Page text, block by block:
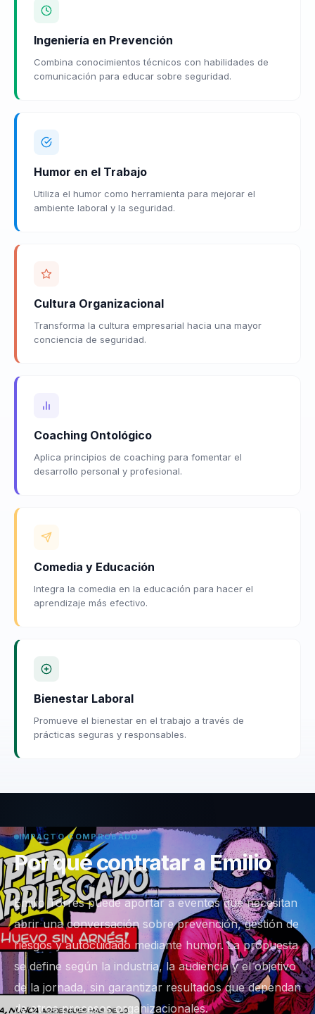
Ingeniería en Prevención
Combina conocimientos técnicos con habilidades de
comunicación para educar sobre seguridad.
Humor en el Trabajo
Utiliza el humor como herramienta para mejorar el
ambiente laboral y la seguridad.
Cultura Organizacional
Transforma la cultura empresarial hacia una mayor
conciencia de seguridad.
Coaching Ontológico
Aplica principios de coaching para fomentar el
desarrollo personal y profesional.
Comedia y Educación
Integra la comedia en la educación para hacer el
aprendizaje más efectivo.
Bienestar Laboral
Promueve el bienestar en el trabajo a través de
prácticas seguras y responsables.
IMPACTO COMPROBADO
Por qué contratar a Emilio
Emilio Torres puede aportar a eventos que necesitan
abrir una conversación sobre prevención, gestión de
riesgos y autocuidado mediante humor. La propuesta
se define según la industria, la audiencia y el objetivo
de la jornada, sin garantizar resultados que dependan
de otros procesos organizacionales.